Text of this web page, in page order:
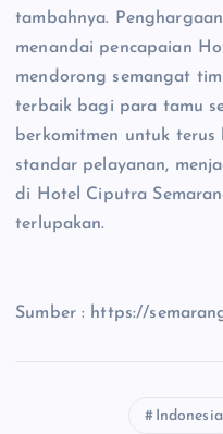
tambahnya.
menandai pencapaian
mendorong semangat
terbaik bagi para tamu
berkomitmen untuk
standar pelayanan,
di Hotel Ciputra
terlupakan.
Sumber : https://
Indonesia